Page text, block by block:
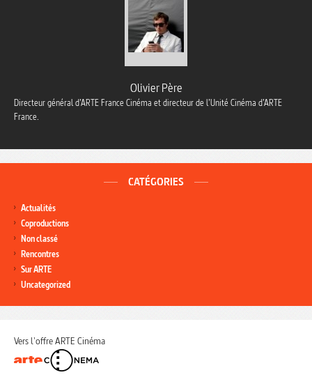
Olivier Père
Directeur général d’ARTE France Cinéma et directeur de l’Unité Cinéma d’ARTE
France.
CATÉGORIES
Actualités
Coproductions
Non classé
Rencontres
Sur ARTE
Uncategorized
Vers l'offre ARTE Cinéma